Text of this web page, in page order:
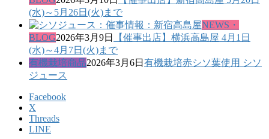
(水)～5月26日(火)まで
NEWS・
BLOG2026年3月9日
【催事出店】横浜高島屋 4月1日
(水)～4月7日(火)まで
有機栽培商品2026年3月6日 有機栽培赤シソ葉使用 シソ
ジュース
Facebook
X
Threads
LINE